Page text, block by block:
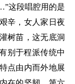
这段唱腔用的是
辛，女人家日夜
树苗，这无底洞
别于程派传统中
点由内而外地展